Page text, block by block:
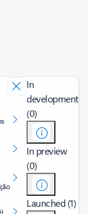
In
development
(0)
In preview
(0)
Launched (1)